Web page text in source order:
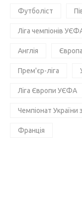
Футболіст
Ліга чемпіонів
Англія Європа
Прем'єр-ліга
Ліга Європи УЄФА
Чемпіонат України
Франція